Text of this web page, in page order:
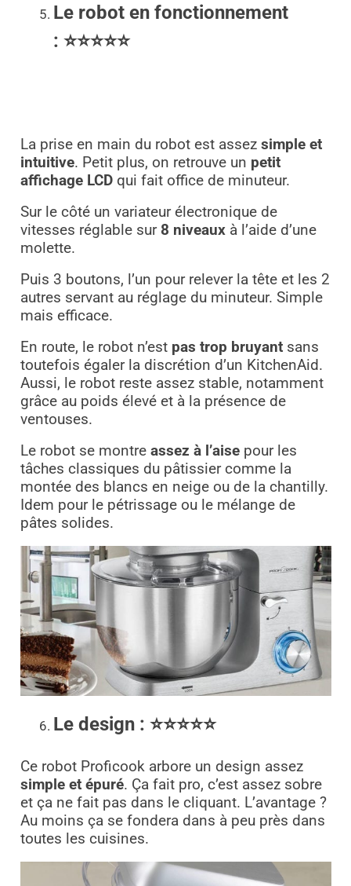
Le robot en fonctionnement
: ⭐⭐⭐⭐⭐
La prise en main du robot est assez simple et
intuitive. Petit plus, on retrouve un petit
affichage LCDqui fait office de minuteur.
Sur le côté un variateur électronique de
vitesses réglable sur 8 niveauxà l’aide d’une
molette.
Puis 3 boutons, l’un pour relever la tête et les 2
autres servant au réglage du minuteur. Simple
mais efficace.
En route, le robot n’est pas trop bruyantsans
toutefois égaler la discrétion d’un KitchenAid.
Aussi, le robot reste assez stable, notamment
grâce au poids élevé et à la présence de
ventouses.
Le robot se montre assez à l’aisepour les
tâches classiques du pâtissier comme la
montée des blancs en neige ou de la chantilly.
Idem pour le pétrissage ou le mélange de
pâtes solides.
Le design : ⭐⭐⭐⭐⭐
Ce robot Proficook arbore un design assez
simple et épuré. Ça fait pro, c’est assez sobre
et ça ne fait pas dans le cliquant. L’avantage ?
Au moins ça se fondera dans à peu près dans
toutes les cuisines.